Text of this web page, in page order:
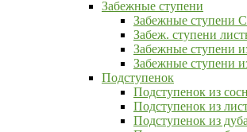
Забежные ступени
Забежные ступени
Забеж. ступени
Забежные ступени
Забежные ступени
Подступенок
Подступенок из
Подступенок из
Подступенок из дуба